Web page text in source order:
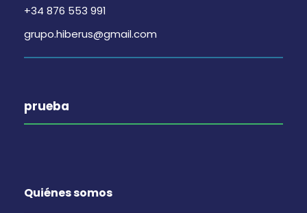
+34 876 553 991
grupo.hiberus@gmail.com
prueba
Quiénes somos